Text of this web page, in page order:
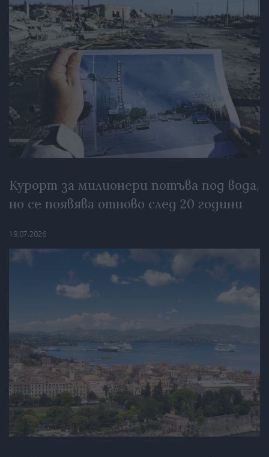
Курорт за милионери потъва под вода,
но се появява отново след 20 години
19.07.2026